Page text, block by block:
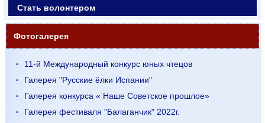
Стать волонтером
Фотогалерея
11-й Международный конкурс юных чтецов
Галерея "Русские ёлки Испании"
Галерея конкурса « Наше Советское прошлое»
Галерея фестиваля "Балаганчик" 2022г.